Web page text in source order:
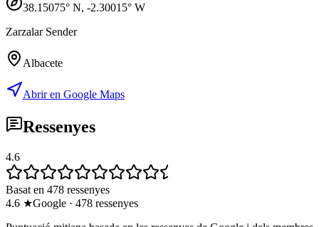
38.15075° N, -2.30015° W
Zarzalar Sender
Albacete
Abrir en Google Maps
Ressenyes
4.6
Basat en 478 ressenyes
4.6 ★Google · 478 ressenyes